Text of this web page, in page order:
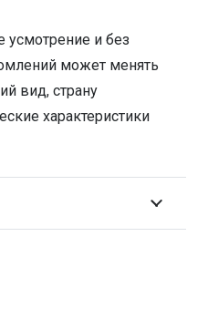
усмотрение и без
может менять
вид, страну
характеристики